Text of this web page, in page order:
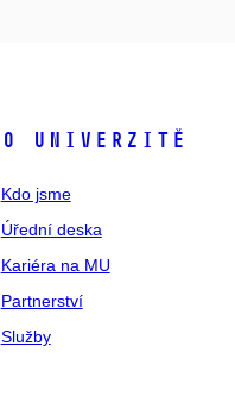
O univerzitě
Kdo jsme
Úřední deska
Kariéra na MU
Partnerství
Služby